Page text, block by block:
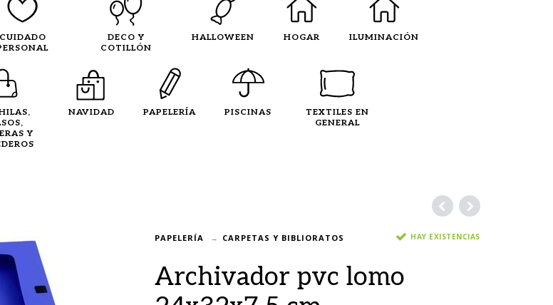
CUIDADO
DECO Y
COTILLÓN
HALLOWEEN HOGAR ILUMINACIÓN
Y
NAVIDAD PAPELERÍA PISCINAS
TEXTILES EN
GENERAL
PAPELERÍA CARPETAS Y BIBLIORATOS HAY EXISTENCIAS
Archivador pvc lomo